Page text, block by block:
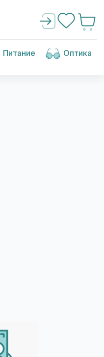
Питание Оптика